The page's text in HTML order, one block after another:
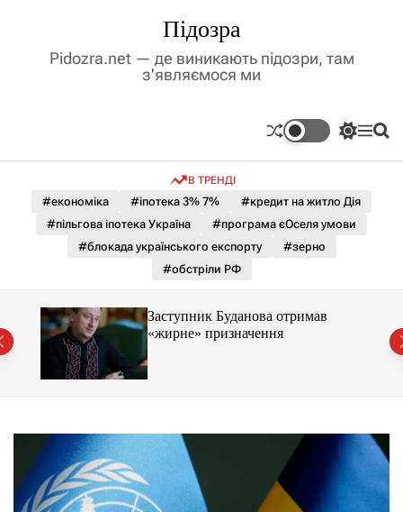
Підозра
Pidozra.net — де виникають підозри, там
з'являємося ми
П
м
к
а
ь
М П
В ТРЕНДІ
#економіка #іпотека 3% 7%
#кредит на житло Дія
#пільгова іпотека Україна
#програма єОселя умови
#блокада українського експорту
#зерно
#обстріли РФ
Заступник Буданова отримав
«жирне» призначення